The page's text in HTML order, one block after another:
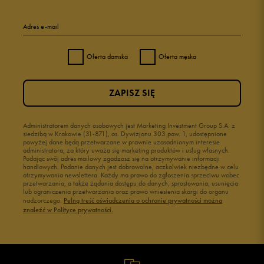
Adres e-mail
Oferta damska Oferta męska
Administratorem danych osobowych jest Marketing Investment Group S.A. z
siedzibą w Krakowie (31-871), os. Dywizjonu 303 paw. 1, udostępnione
powyżej dane będą przetwarzane w prawnie uzasadnionym interesie
administratora, za który uważa się marketing produktów i usług własnych.
Podając swój adres mailowy zgadzasz się na otrzymywanie informacji
handlowych. Podanie danych jest dobrowolne, aczkolwiek niezbędne w celu
otrzymywania newslettera. Każdy ma prawo do zgłoszenia sprzeciwu wobec
przetwarzania, a także żądania dostępu do danych, sprostowania, usunięcia
lub ograniczenia przetwarzania oraz prawo wniesienia skargi do organu
nadzorczego. Pełną treść oświadczenia o ochronie prywatności można
znaleźć w Polityce prywatności.
ZAPISZ SIĘ